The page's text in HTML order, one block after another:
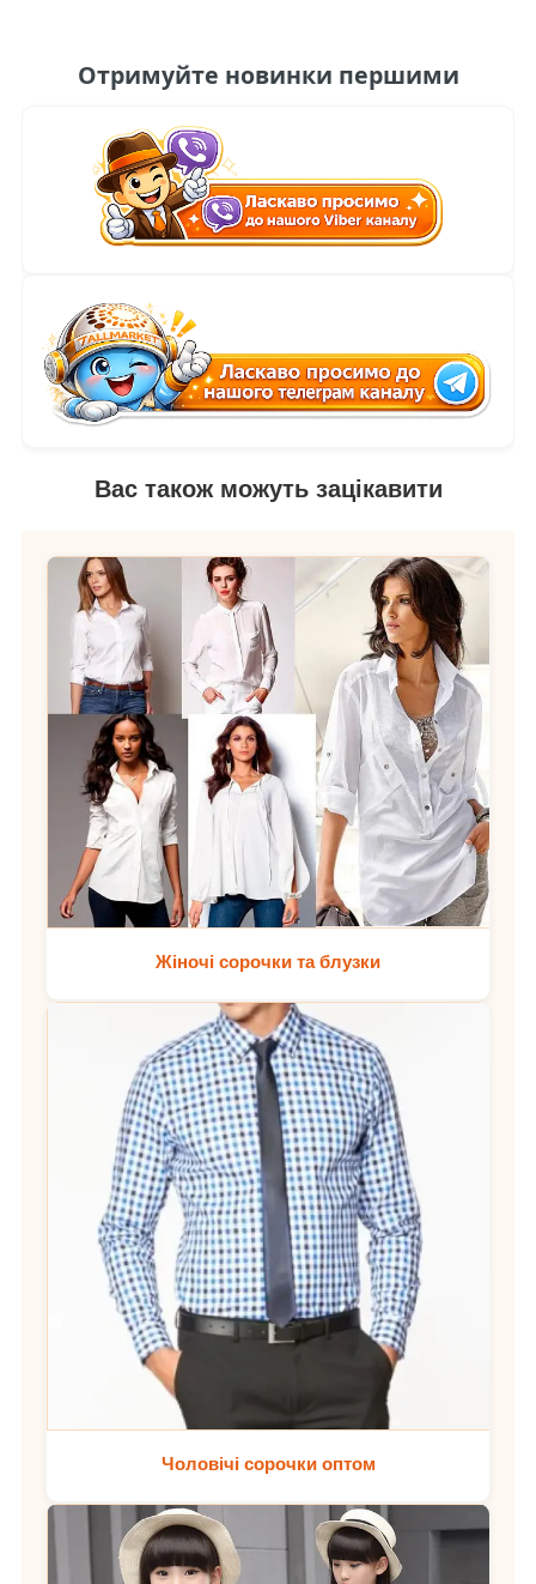
Отримуйте новинки першими
Вас також можуть зацікавити
Жіночі сорочки та блузки
Чоловічі сорочки оптом